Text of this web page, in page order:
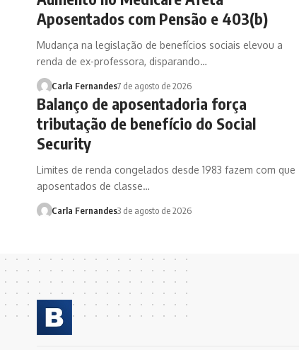
Aposentados com Pensão e 403(b)
Mudança na legislação de benefícios sociais elevou a
renda de ex-professora, disparando…
Carla Fernandes7 de agosto de 2026
Balanço de aposentadoria força
tributação de benefício do Social
Security
Limites de renda congelados desde 1983 fazem com que
aposentados de classe…
Carla Fernandes3 de agosto de 2026